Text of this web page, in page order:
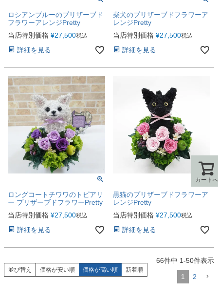
ロシアンブルーのプリザーブド
フラワーアレンジPretty
当店特別価格 ¥27,500税込
詳細を見る
柴犬のプリザーブドフラワーア
レンジPretty
当店特別価格 ¥27,500税込
詳細を見る
ロングコートチワワのトピアリ
ー プリザーブドフラワーPretty
当店特別価格 ¥27,500税込
詳細を見る
黒猫のプリザーブドフラワーア
レンジPretty
当店特別価格 ¥27,500税込
詳細を見る
並び替え 価格が安い順 価格が高い順 新着順
66件中 1-50件表示
1 2
カートへ
カートへ